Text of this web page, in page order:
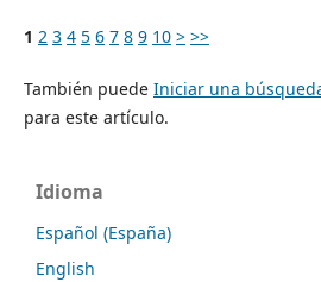
1 2 3 4 5 6 7 8 9 10 > >>
También puede Iniciar una
para este artículo.
Idioma
Español (España)
English